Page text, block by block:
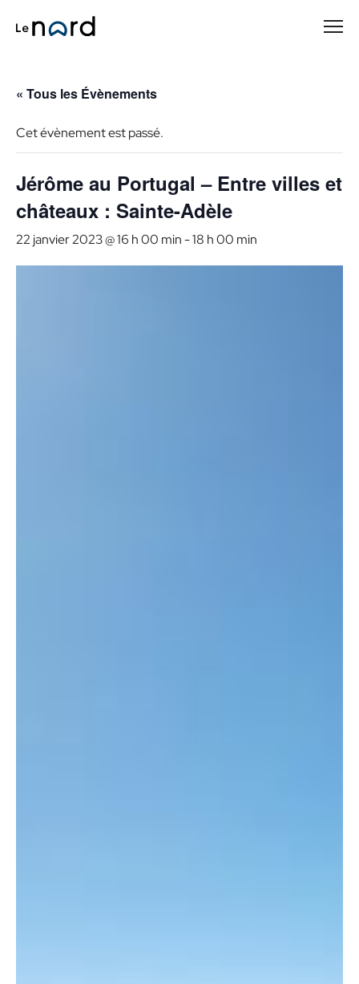
« Tous les Évènements
Cet évènement est passé.
Jérôme au Portugal – Entre villes et
châteaux : Sainte-Adèle
22 janvier 2023 @ 16 h 00 min-18 h 00 min